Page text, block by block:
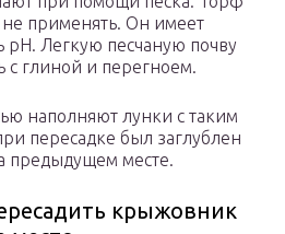
применять. Он имеет
Легкую песчаную почву
глиной и перегноем.
наполняют лунки с таким
пересадке был заглублен
предыдущем месте.
крыжовник